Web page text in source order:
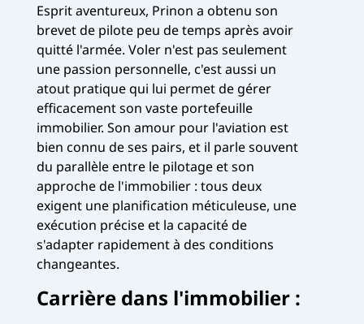
Esprit aventureux, Prinon a obtenu son
brevet de pilote peu de temps après avoir
quitté l'armée. Voler n'est pas seulement
une passion personnelle, c'est aussi un
atout pratique qui lui permet de gérer
efficacement son vaste portefeuille
immobilier. Son amour pour l'aviation est
bien connu de ses pairs, et il parle souvent
du parallèle entre le pilotage et son
approche de l'immobilier : tous deux
exigent une planification méticuleuse, une
exécution précise et la capacité de
s'adapter rapidement à des conditions
changeantes.
Carrière dans l'immobilier :